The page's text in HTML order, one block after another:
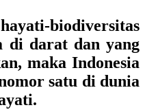
biodiversitas
di darat dan yang
maka Indonesia
satu di dunia